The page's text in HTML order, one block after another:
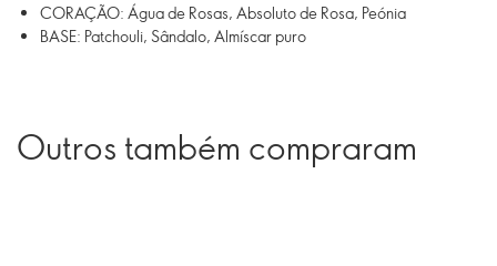
CORAÇÃO: Água de Rosas, Absoluto de Rosa, Peónia
BASE: Patchouli, Sândalo, Almíscar puro
Outros também compraram